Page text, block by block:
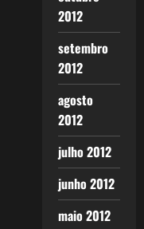
2012
setembro
2012
agosto
2012
julho 2012
junho 2012
maio 2012